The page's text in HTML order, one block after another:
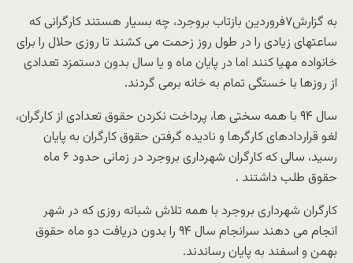
به گزارش۷فروردین بازتاب بروجرد، چه بسیار هستند کارگرانی که
ساعتهای زیادی را در طول روز زحمت می کشند تا روزی حلال را برای
خانواده مهیا کنند اما در پایان ماه و یا سال بدون دستمزد تعدادی
از روزها با خستگی تمام به خانه برمی گردند.
سال ۹۴ با همه سختی ها، پرداخت نکردن حقوق تعدادی از کارگران،
لغو قراردادهای کارگرها و نادیده گرفتن حقوق کارگران به پایان
رسید، سالی که کارگران شهرداری بروجرد در زمانی حدود ۶ ماه
حقوق طلب داشتند .
کارگران شهرداری بروجرد با همه تلاش شبانه روزی که در شهر
انجام می دهند سرانجام سال ۹۴ را بدون دریافت دو ماه حقوق
بهمن و اسفند به پایان رساندند.